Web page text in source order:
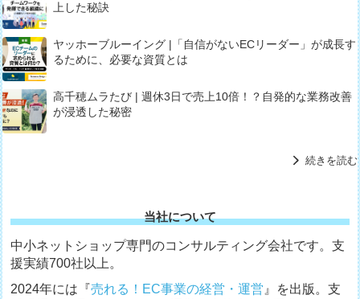
上した秘訣
ヤッホーブルーイング |「自信がないECリーダー」が成長す
るために、必要な資質とは
高千穂ムラたび | 週休3日で売上10倍！？自発的な業務改善
が浸透した秘密
続きを読む
当社について
中小ネットショップ専門のコンサルティング会社です。支
援実績700社以上。
2024年には『売れる！EC事業の経営・運営』を出版。支